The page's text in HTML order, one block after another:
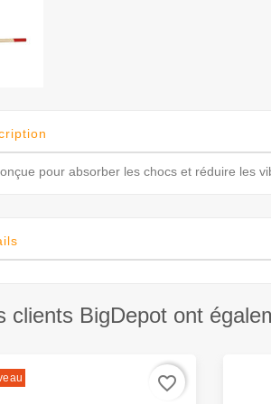
pour absorber les chocs et réduire les
clients BigDepot ont
favorite_border